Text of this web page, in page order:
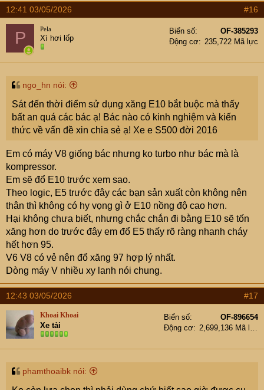
a
c
t
o
n
s
12:41 03/05/2026 #16
P Pela
Xì hơi lốp
Biển số
OF-385293
Động cơ
235,722 Mã lực
ngo_hn nói:
Sát đến thời điểm sử dụng xăng E10 bắt buộc mà thấy
bất an quá các bác ạ! Bác nào có kinh nghiệm và kiến
thức về vấn đề xin chia sẻ ạ! Xe e S500 đời 2016
Em có máy V8 giống bác nhưng ko turbo như bác mà là
kompressor.
Em sẽ đổ E10 trước xem sao.
Theo logic, E5 trước đây các bạn sản xuất còn không nên
thân thì không có hy vọng gì ở E10 nồng độ cao hơn.
Hại không chưa biết, nhưng chắc chắn đi bằng E10 sẽ tốn
xăng hơn do trước đây em đổ E5 thấy rõ ràng nhanh cháy
hết hơn 95.
V6 V8 có vẻ nên đổ xăng 97 hợp lý nhất.
Dòng máy V nhiều xy lanh nói chung.
12:43 03/05/2026 #17
Khoai Khoai
Xe tải
Biển số
OF-896654
Động cơ
phamthoaibk nói: